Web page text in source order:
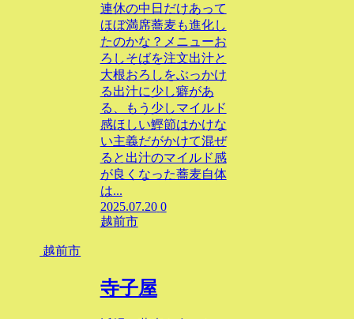
連休の中日だけあって
ほぼ満席蕎麦も進化し
たのかな？メニューお
ろしそばを注文出汁と
大根おろしをぶっかけ
る出汁に少し癖があ
る、もう少しマイルド
感ほしい鰹節はかけな
い主義だがかけて混ぜ
ると出汁のマイルド感
が良くなった蕎麦自体
は...
2025.07.20 0
越前市
越前市
寺子屋